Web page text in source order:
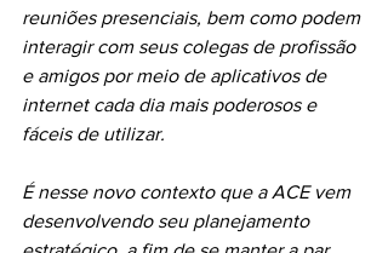
reuniões presenciais, bem como podem
interagir com seus colegas de profissão
e amigos por meio de aplicativos de
internet cada dia mais poderosos e
fáceis de utilizar.
É nesse novo contexto que a ACE vem
desenvolvendo seu planejamento